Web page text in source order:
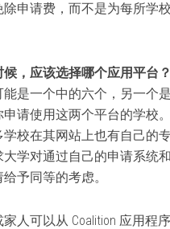
除申请费，而不是为每所学
候，应该选择哪个应用平台
能是一个中的六个，另一个
申请使用这两个平台的学校
学校在其网站上也有自己的
大学对通过自己的申请系统
予同等的考虑。
人可以从 Coalition 应用程